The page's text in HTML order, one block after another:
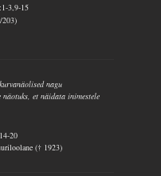
3,9-15
203)
nagu
et näidata inimestele
20
(† 1923)